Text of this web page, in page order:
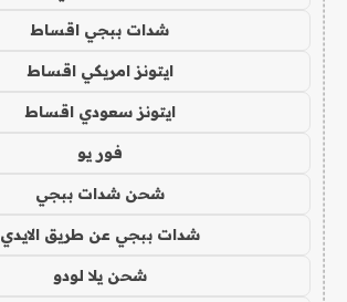
شدات ببجي اقساط
ايتونز امريكي اقساط
ايتونز سعودي اقساط
فور يو
شحن شدات ببجي
شدات ببجي عن طريق الايدي
شحن يلا لودو